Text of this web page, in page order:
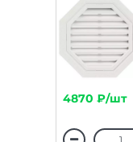
4870 ₽/шт